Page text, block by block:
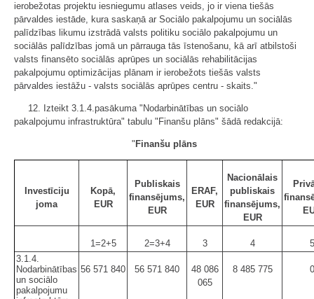
ierobežotas projektu iesniegumu atlases veids, jo ir viena tiešās
pārvaldes iestāde, kura saskaņā ar Sociālo pakalpojumu un sociālās
palīdzības likumu izstrādā valsts politiku sociālo pakalpojumu un
sociālās palīdzības jomā un pārrauga tās īstenošanu, kā arī atbilstoši
valsts finansēto sociālās aprūpes un sociālās rehabilitācijas
pakalpojumu optimizācijas plānam ir ierobežots tiešās valsts
pārvaldes iestāžu - valsts sociālās aprūpes centru - skaits."
12. Izteikt 3.1.4.pasākuma "Nodarbinātības un sociālo
pakalpojumu infrastruktūra" tabulu "Finanšu plāns" šādā redakcijā:
" Finanšu plāns
Investīciju
joma
Kopā,
EUR
Publiskais
finansējums,
EUR
ERAF,
EUR
Nacionālais
publiskais
finansējums,
EUR
1=2+5 2=3+4 3 4
5
3.1.4.
Nodarbinātības
un sociālo
pakalpojumu
56 571 840 56 571 840
48 086
065
8 485 775 0